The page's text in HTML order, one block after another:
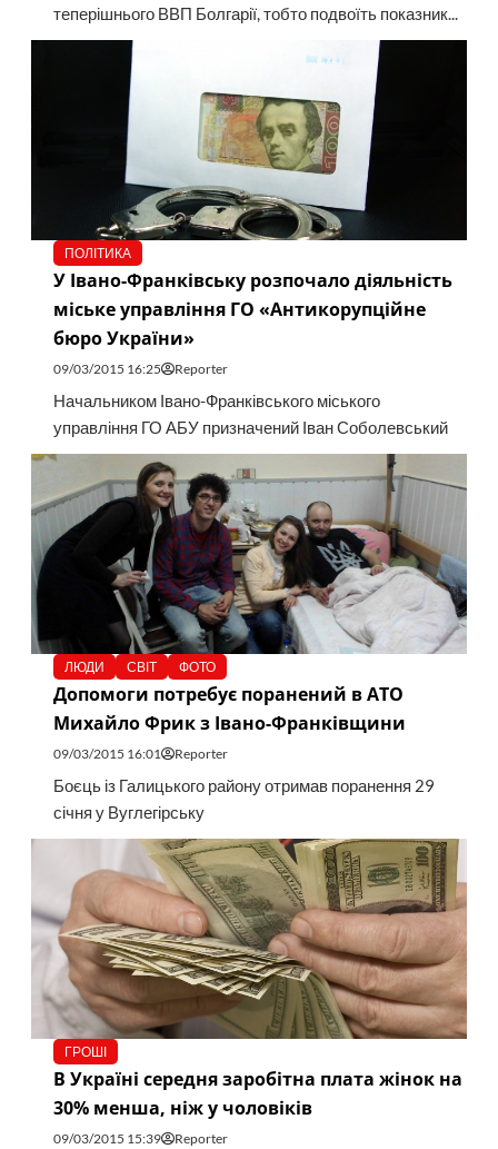
теперішнього ВВП Болгарії, тобто подвоїть показник...
ПОЛІТИКА
У Івано-Франківську розпочало діяльність
міське управління ГО «Антикорупційне
бюро України»
09/03/2015 16:25 Reporter
Начальником Івано-Франківського міського
управління ГО АБУ призначений Іван Соболевський
ЛЮДИ СВІТ ФОТО
Допомоги потребує поранений в АТО
Михайло Фрик з Івано-Франківщини
09/03/2015 16:01 Reporter
Боєць із Галицького району отримав поранення 29
січня у Вуглегірську
ГРОШІ
В Україні середня заробітна плата жінок на
30% менша, ніж у чоловіків
09/03/2015 15:39 Reporter